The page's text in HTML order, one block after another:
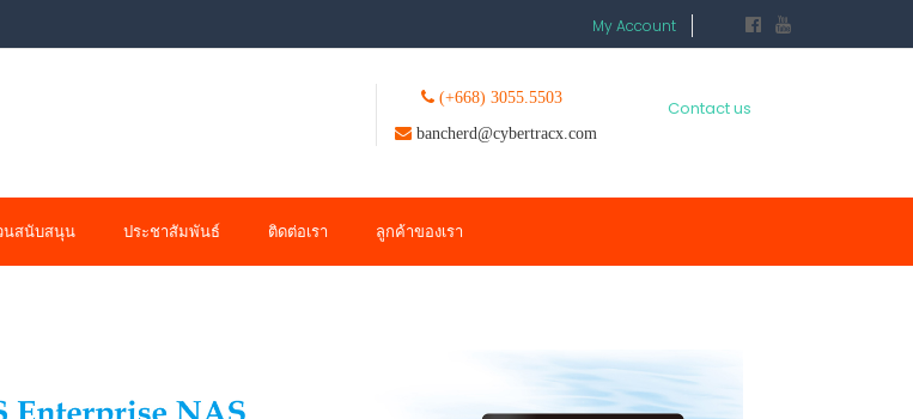
My Account
(+668) 3055.5503
bancherd@cybertracx.com
Contact us
นสนับสนุน ประชาสัมพันธ์ ติดต่อเรา ลูกค้าของเรา